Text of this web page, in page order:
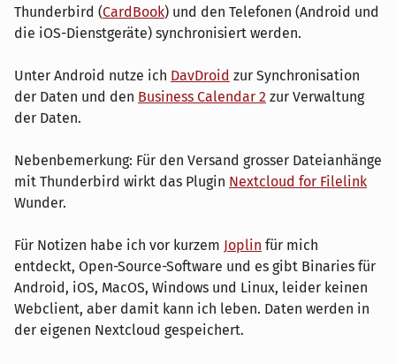
Thunderbird (CardBook) und den Telefonen (Android und
die iOS-Dienstgeräte) synchronisiert werden.
Unter Android nutze ich DavDroid zur Synchronisation
der Daten und den Business Calendar 2 zur Verwaltung
der Daten.
Nebenbemerkung: Für den Versand grosser Dateianhänge
mit Thunderbird wirkt das Plugin Nextcloud for Filelink
Wunder.
Für Notizen habe ich vor kurzem Joplin für mich
entdeckt, Open-Source-Software und es gibt Binaries für
Android, iOS, MacOS, Windows und Linux, leider keinen
Webclient, aber damit kann ich leben. Daten werden in
der eigenen Nextcloud gespeichert.